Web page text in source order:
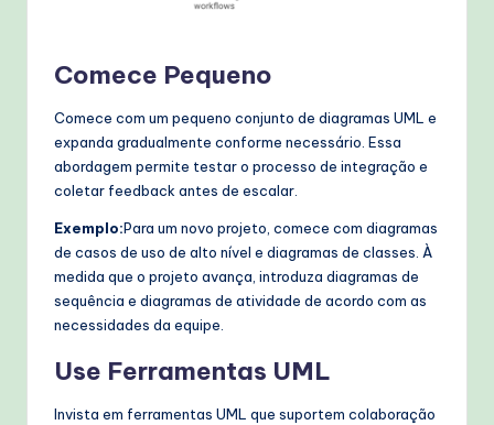
Comece Pequeno
Comece com um pequeno conjunto de diagramas UML e
expanda gradualmente conforme necessário. Essa
abordagem permite testar o processo de integração e
coletar feedback antes de escalar.
Exemplo:Para um novo projeto, comece com diagramas
de casos de uso de alto nível e diagramas de classes. À
medida que o projeto avança, introduza diagramas de
sequência e diagramas de atividade de acordo com as
necessidades da equipe.
Use Ferramentas UML
Invista em ferramentas UML que suportem colaboração